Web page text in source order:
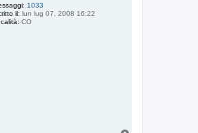
1033
il: lun lug 07, 2008 16:22
CO